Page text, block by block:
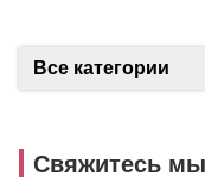
Все категории
Свяжитесь мы